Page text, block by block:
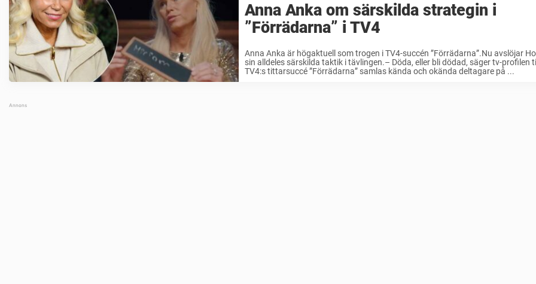
Anna Anka om särskilda strategin i
”Förrädarna” i TV4
Anna Anka är högaktuell som trogen i TV4-succén ”Förrädarna”.Nu avslöjar
sin alldeles särskilda taktik i tävlingen.– Döda, eller bli dödad, säger tv-profilen
TV4:s tittarsuccé ”Förrädarna” samlas kända och okända deltagare på ...